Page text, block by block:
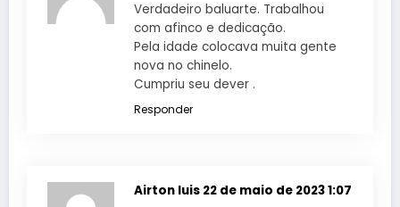
Verdadeiro baluarte. Trabalhou
com afinco e dedicação.
Pela idade colocava muita gente
nova no chinelo.
Cumpriu seu dever .
Responder
Airton luis 22 de maio de 2023 1:07